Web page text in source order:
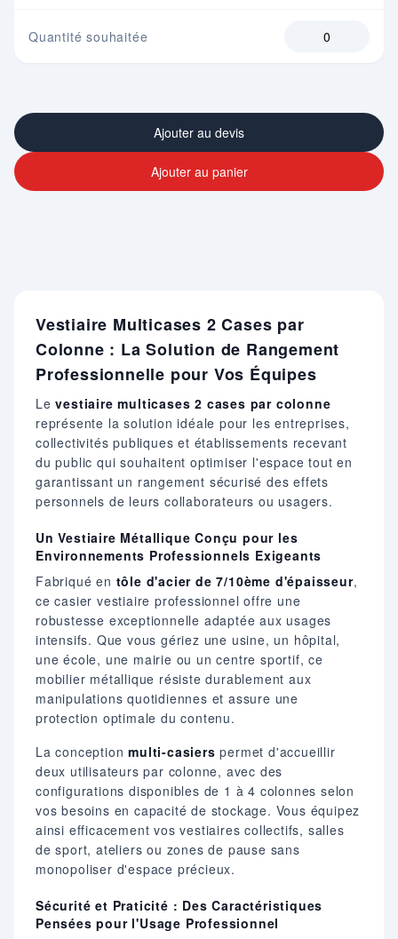
Quantité souhaitée
Ajouter au devis
Ajouter au panier
Vestiaire Multicases 2 Cases par
Colonne : La Solution de Rangement
Professionnelle pour Vos Équipes
Levestiaire multicases 2 cases par colonne
représente la solution idéale pour les entreprises,
collectivités publiques et établissements recevant
du public qui souhaitent optimiser l'espace tout en
garantissant un rangement sécurisé des effets
personnels de leurs collaborateurs ou usagers.
Un Vestiaire Métallique Conçu pour les
Environnements Professionnels Exigeants
Fabriqué en tôle d'acier de 7/10ème d'épaisseur,
ce casier vestiaire professionnel offre une
robustesse exceptionnelle adaptée aux usages
intensifs. Que vous gériez une usine, un hôpital,
une école, une mairie ou un centre sportif, ce
mobilier métallique résiste durablement aux
manipulations quotidiennes et assure une
protection optimale du contenu.
La conceptionmulti-casiers permet d'accueillir
deux utilisateurs par colonne, avec des
configurations disponibles de 1 à 4 colonnes selon
vos besoins en capacité de stockage. Vous équipez
ainsi efficacement vos vestiaires collectifs, salles
de sport, ateliers ou zones de pause sans
monopoliser d'espace précieux.
Sécurité et Praticité : Des Caractéristiques
Pensées pour l'Usage Professionnel